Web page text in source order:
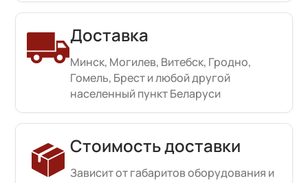
Доставка
Минск, Могилев, Витебск, Гродно,
Гомель, Брест и любой другой
населенный пункт Беларуси
Стоимость доставки
Зависит от габаритов оборудования и